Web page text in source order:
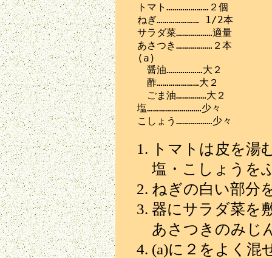
トマト…………………２個
ねぎ………………… 1/2本
サラダ菜………………適量
あさつき………………２本
(a)
醤油………………大２
酢…………………大２
ごま油……………大２
塩………………………少々
トマトは皮を湯
塩・こしょうを
ねぎの白い部分
器にサラダ菜を
あさつきのみじ
(a)に２をよく混